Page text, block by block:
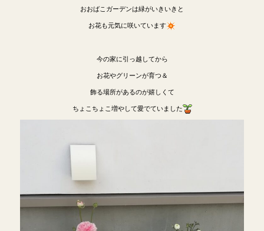
おおばこガーデンは緑がいきいきと
お花も元気に咲いています
今の家に引っ越してから
お花やグリーンが育つ＆
飾る場所があるのが嬉しくて
ちょこちょこ増やして愛でていました